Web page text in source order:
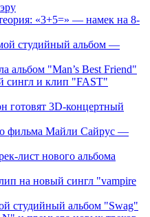
«3+5=» — намек на 8-
студийный альбом —
альбом "Man’s Best Friend"
сингл и клип "FAST"
3D-концертный
фильма Майли Сайрус —
лист нового альбома
на новый сингл "vampire
студийный альбом "Swag"